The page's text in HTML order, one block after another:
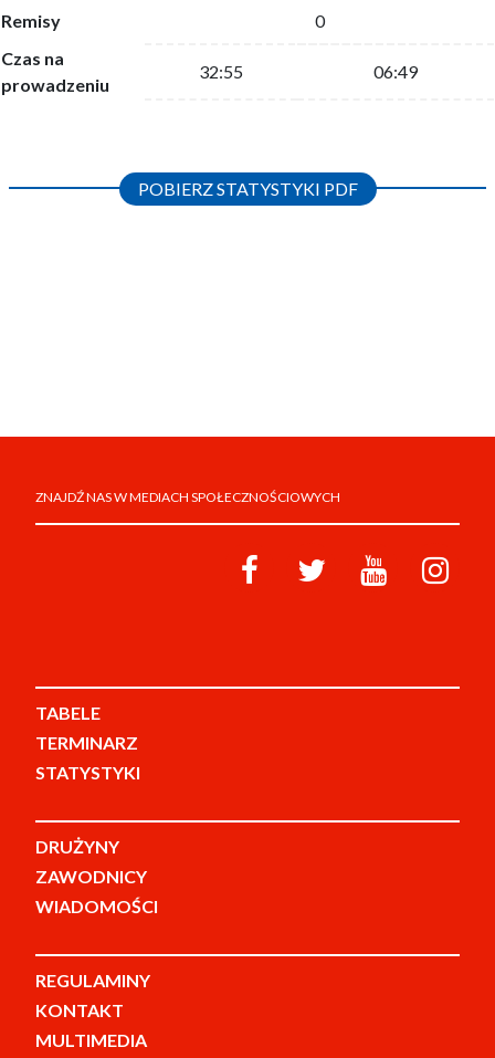
Remisy
0
Czas na
prowadzeniu
32:55 06:49
POBIERZ STATYSTYKI PDF
ZNAJDŹ NAS W MEDIACH SPOŁECZNOŚCIOWYCH
TABELE
TERMINARZ
STATYSTYKI
DRUŻYNY
ZAWODNICY
WIADOMOŚCI
REGULAMINY
KONTAKT
MULTIMEDIA